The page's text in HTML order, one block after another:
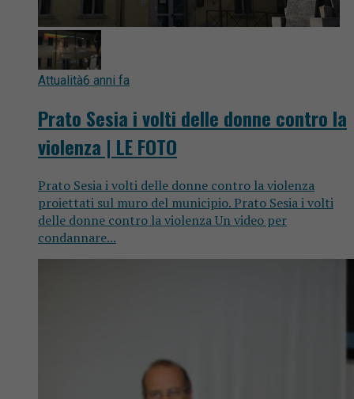
Attualità6 anni fa
Prato Sesia i volti delle donne contro la
violenza | LE FOTO
Prato Sesia i volti delle donne contro la violenza
proiettati sul muro del municipio. Prato Sesia i volti
delle donne contro la violenza Un video per
condannare...